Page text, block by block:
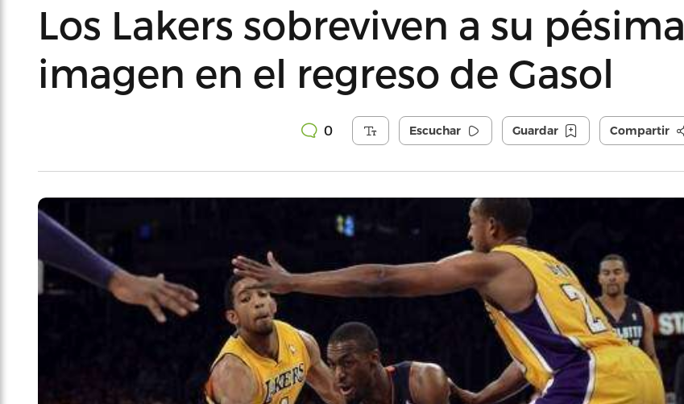
Los Lakers sobreviven a su pésima
imagen en el regreso de Gasol
0 Escuchar Guardar Compartir